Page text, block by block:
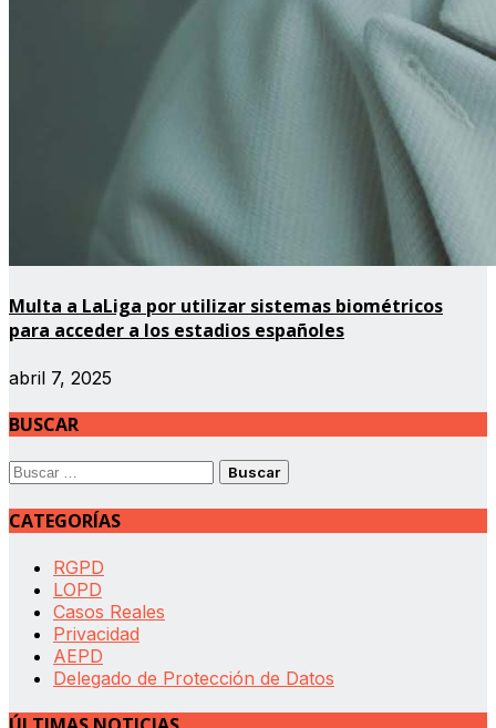
Multa a LaLiga por utilizar sistemas biométricos
para acceder a los estadios españoles
abril 7, 2025
BUSCAR
Buscar:
CATEGORÍAS
RGPD
LOPD
Casos Reales
Privacidad
AEPD
Delegado de Protección de Datos